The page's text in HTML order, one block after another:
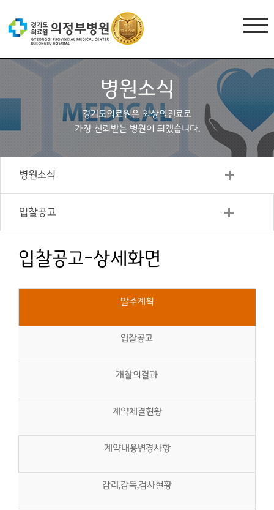
병원소식
경기도의료원은 최상의진료로
가장 신뢰받는 병원이 되겠습니다.
병원소식
입찰공고
입찰공고-상세화면
발주계획
입찰공고
개찰의결과
계약체결현황
계약내용변경사항
감리,감독,검사현황